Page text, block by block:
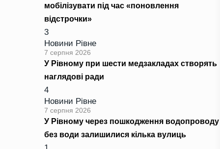
мобілізувати під час «поновлення
відстрочки»
3
Новини Рівне
7 серпня 2026
У Рівному при шести медзакладах створять
наглядові ради
4
Новини Рівне
7 серпня 2026
У Рівному через пошкодження водопроводу
без води залишилися кілька вулиць